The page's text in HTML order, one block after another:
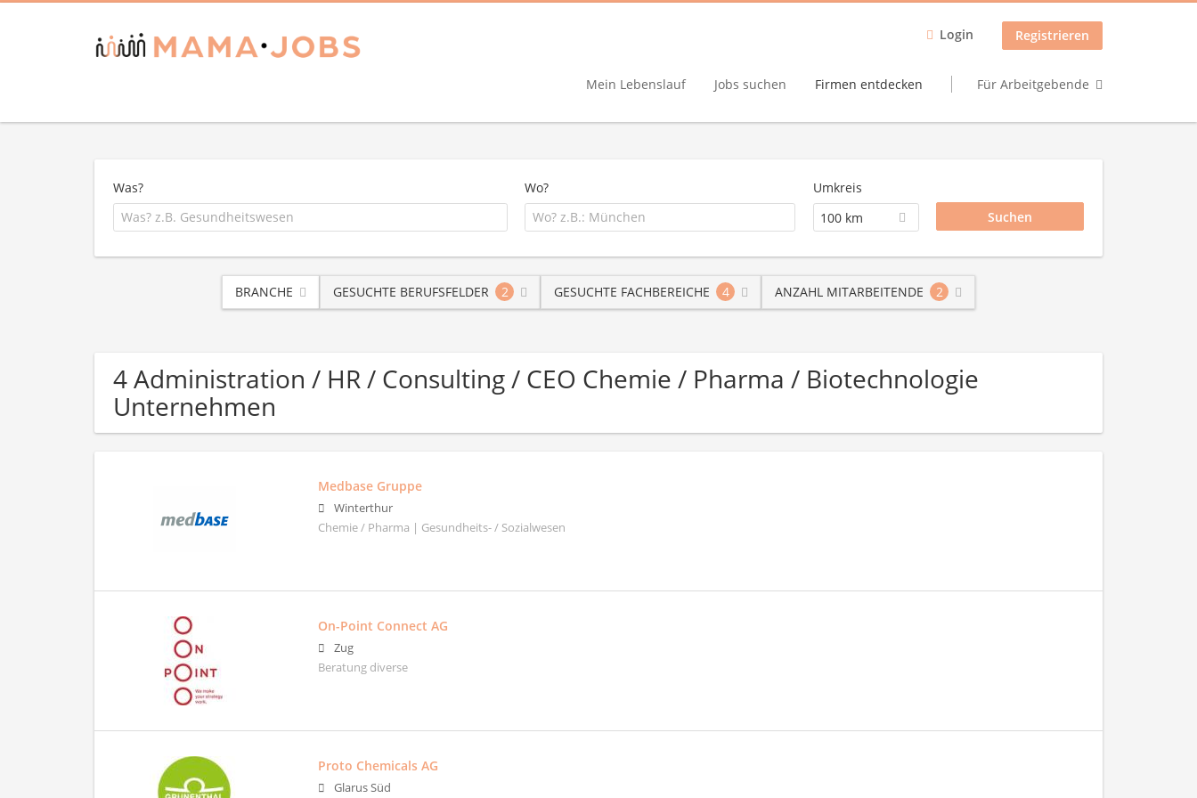
Login Registrieren
Mein Lebenslauf Jobs suchen Firmen entdecken Für Arbeitgebende
Was? Wo?
Umkreis
100 km
BRANCHE GESUCHTE BERUFSFELDER 2 GESUCHTE FACHBEREICHE 4 ANZAHL MITARBEITENDE 2
4 Administration / HR / Consulting / CEO Chemie / Pharma / Biotechnologie
Unternehmen
Medbase Gruppe
Winterthur
Chemie / Pharma | Gesundheits- / Sozialwesen
On-Point Connect AG
Zug
Beratung diverse
Proto Chemicals AG
Glarus Süd